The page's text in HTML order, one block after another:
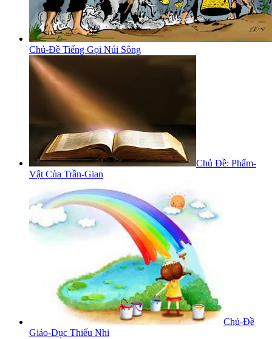
Chủ-Đề Tiếng Gọi Núi Sông
Chủ Đề: Phẩm-
Vật Của Trần-Gian
Chủ-Đề
Giáo-Dục Thiếu Nhi